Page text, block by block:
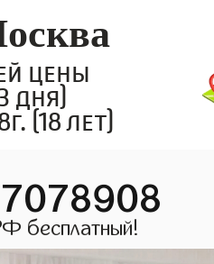
цены
дня)
(18 лет)
бесплатный!